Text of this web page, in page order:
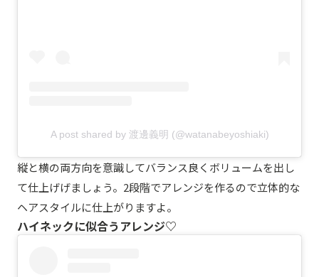
A post shared by 渡邊義明 (@watanabeyoshiaki)
縦と横の両方向を意識してバランス良くボリュームを出し
て仕上げげましょう。2段階でアレンジを作るので立体的な
ヘアスタイルに仕上がりますよ。
ハイネックに似合うアレンジ♡